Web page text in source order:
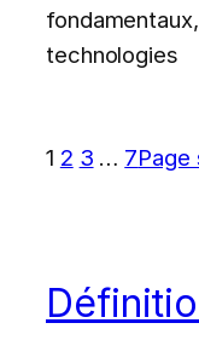
technologies
1 2 3 … 7Page